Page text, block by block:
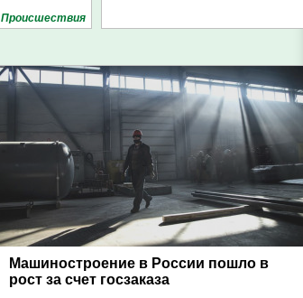
Проиcшествия
Машиностроение в России пошло в
рост за счет госзаказа